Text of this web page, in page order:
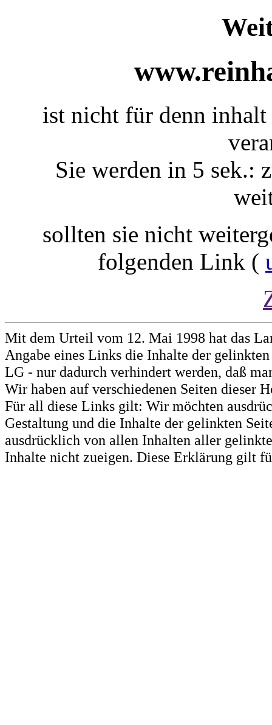
ist nicht für denn
Sie werden in 5 sek.:
sollten sie nicht
folgenden Link (
Mit dem Urteil vom 12. Mai 1998 hat das
Angabe eines Links die Inhalte der
LG - nur dadurch verhindert werden, daß
Wir haben auf verschiedenen Seiten dieser
Für all diese Links gilt: Wir möchten
Gestaltung und die Inhalte der gelinkten
ausdrücklich von allen Inhalten aller
Inhalte nicht zueigen. Diese Erklärung gilt